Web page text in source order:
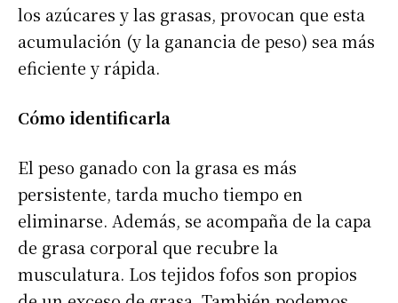
los azúcares y las grasas, provocan que esta
acumulación (y la ganancia de peso) sea más
eficiente y rápida.
Cómo identificarla
El peso ganado con la grasa es más
persistente, tarda mucho tiempo en
eliminarse. Además, se acompaña de la capa
de grasa corporal que recubre la
musculatura. Los tejidos fofos son propios